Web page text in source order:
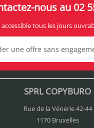
nous au 02
tous les jours
une offre sans
SPRL COPYBURO
Rue de la Vénerie 42-44
1170 Bruxelles